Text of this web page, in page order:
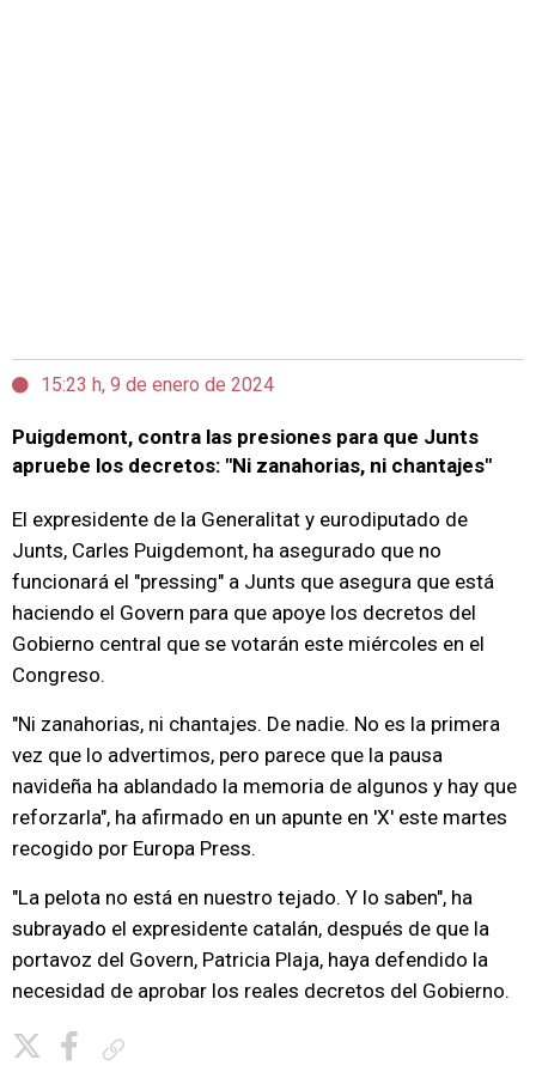
15:23 h, 9 de enero de 2024
Puigdemont, contra las presiones para que Junts
apruebe los decretos: "Ni zanahorias, ni chantajes"
El expresidente de la Generalitat y eurodiputado de
Junts, Carles Puigdemont, ha asegurado que no
funcionará el "pressing" a Junts que asegura que está
haciendo el Govern para que apoye los decretos del
Gobierno central que se votarán este miércoles en el
Congreso.
"Ni zanahorias, ni chantajes. De nadie. No es la primera
vez que lo advertimos, pero parece que la pausa
navideña ha ablandado la memoria de algunos y hay que
reforzarla", ha afirmado en un apunte en 'X' este martes
recogido por Europa Press.
"La pelota no está en nuestro tejado. Y lo saben", ha
subrayado el expresidente catalán, después de que la
portavoz del Govern, Patricia Plaja, haya defendido la
necesidad de aprobar los reales decretos del Gobierno.